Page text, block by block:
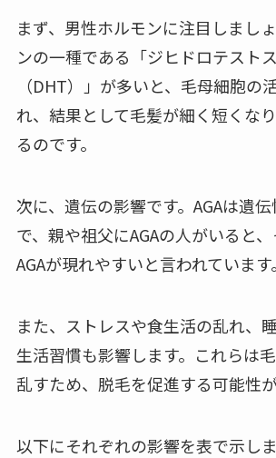
まず、男性ホルモンに注目しまし
ンの一種である「ジヒドロテスト
（DHT）」が多いと、毛母細胞の
れ、結果として毛髪が細く短くな
るのです。
次に、遺伝の影響です。AGAは遺
で、親や祖父にAGAの人がいると
AGAが現れやすいと言われています。
また、ストレスや食生活の乱れ、
生活習慣も影響します。これらは
乱すため、脱毛を促進する可能性が
以下にそれぞれの影響を表で示しま